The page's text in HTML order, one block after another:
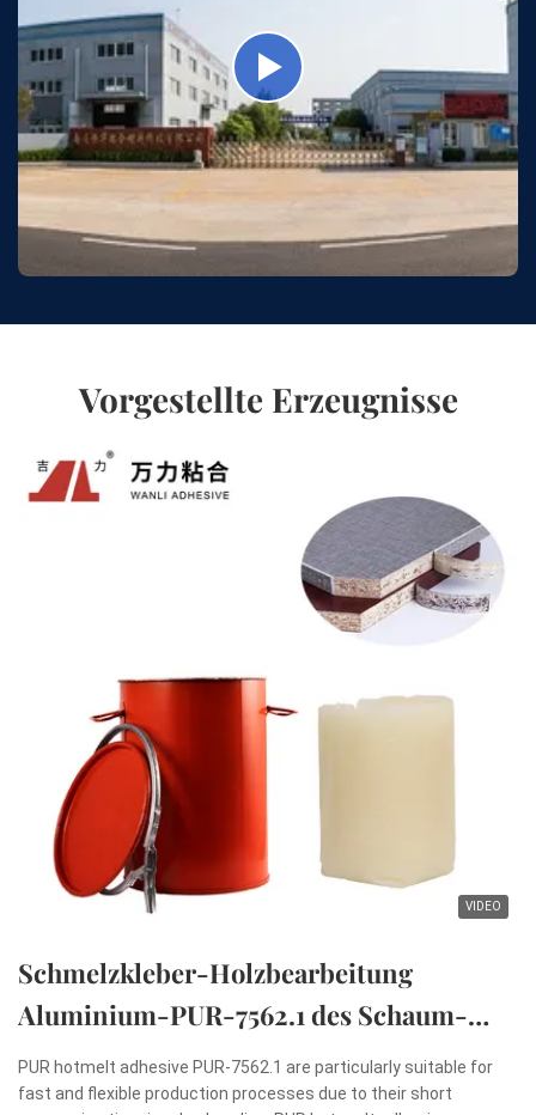
Vorgestellte Erzeugnisse
VIDEO
Schmelzkleber-Holzbearbeitung
Aluminium-PUR-7562.1 des Schaum-
PUR heiße
PUR hotmelt adhesive PUR-7562.1 are particularly suitable for
fast and flexible production processes due to their short